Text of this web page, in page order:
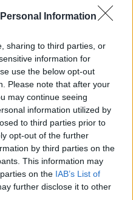
Information
sharing to third parties, or
information for
use the below opt-out
Please note that after your
may continue seeing
information utilized by
to third parties prior to
opt-out of the further
by third parties on the
This information may
on the IAB’s List of
further disclose it to other
Ne hagyja magát
ami történik.
választhat, hogyan
kezdve tegye meg a
hozzájárul a
egy jó vígjátékot a
dolga van az
és üljön le egy órát,
A nevetés
Sokkal könnyebb
lesz az előadásnak.